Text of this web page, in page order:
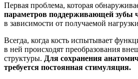
Первая проблема, которая
параметров поддерживающей зубы
в зависимости от получаемой
Всегда, когда кость испытывает
в ней происходят преобразования
структуры. Для сохранения
требуется постоянная стимуляция.